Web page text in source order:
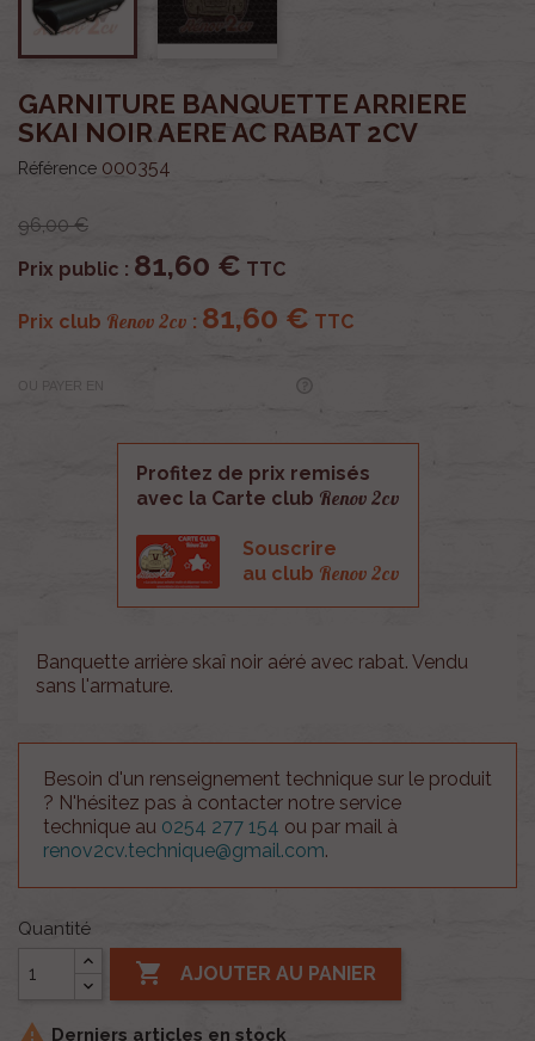
GARNITURE BANQUETTE ARRIERE
SKAI NOIR AERE AC RABAT 2CV
Référence 000354
96,00 €
Prix public : 81,60 € TTC
Prix club Renov 2cv : 81,60 € TTC
OU PAYER EN
Profitez de prix remisés
avec la Carte club Renov 2cv
Souscrire
au club Renov 2cv
Banquette arrière skaî noir aéré avec rabat. Vendu
sans l'armature.
Besoin d'un renseignement technique sur le produit
? N'hésitez pas à contacter notre service
technique au 0254 277 154 ou par mail à
renov2cv.technique@gmail.com.
Quantité
 AJOUTER AU PANIER
 Derniers articles en stock